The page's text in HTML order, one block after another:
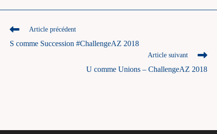
Read
articles
Article précédent
S comme Succession #ChallengeAZ 2018
Article suivant
U comme Unions – ChallengeAZ 2018